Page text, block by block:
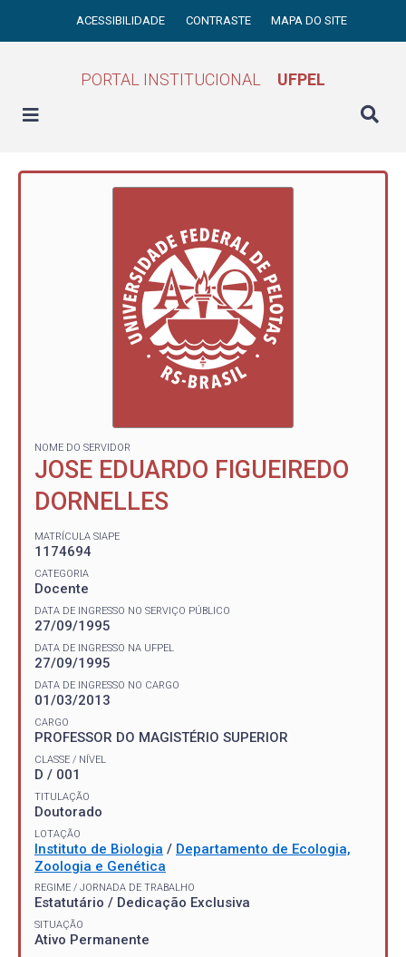
ACESSIBILIDADE CONTRASTE MAPA DO SITE
PORTAL INSTITUCIONAL UFPEL
NOME DO SERVIDOR
JOSE EDUARDO FIGUEIREDO
DORNELLES
MATRÍCULA SIAPE
1174694
CATEGORIA
Docente
DATA DE INGRESSO NO SERVIÇO PÚBLICO
27/09/1995
DATA DE INGRESSO NA UFPEL
27/09/1995
DATA DE INGRESSO NO CARGO
01/03/2013
CARGO
PROFESSOR DO MAGISTÉRIO SUPERIOR
CLASSE / NÍVEL
D / 001
TITULAÇÃO
Doutorado
LOTAÇÃO
Instituto de Biologia / Departamento de Ecologia,
Zoologia e Genética
REGIME / JORNADA DE TRABALHO
Estatutário / Dedicação Exclusiva
SITUAÇÃO
Ativo Permanente